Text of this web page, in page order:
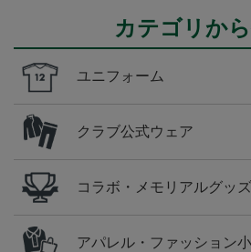
カテゴリか
ユニフォーム
クラブ公式ウェア
コラボ・メモリアルグッズ
アパレル・ファッション